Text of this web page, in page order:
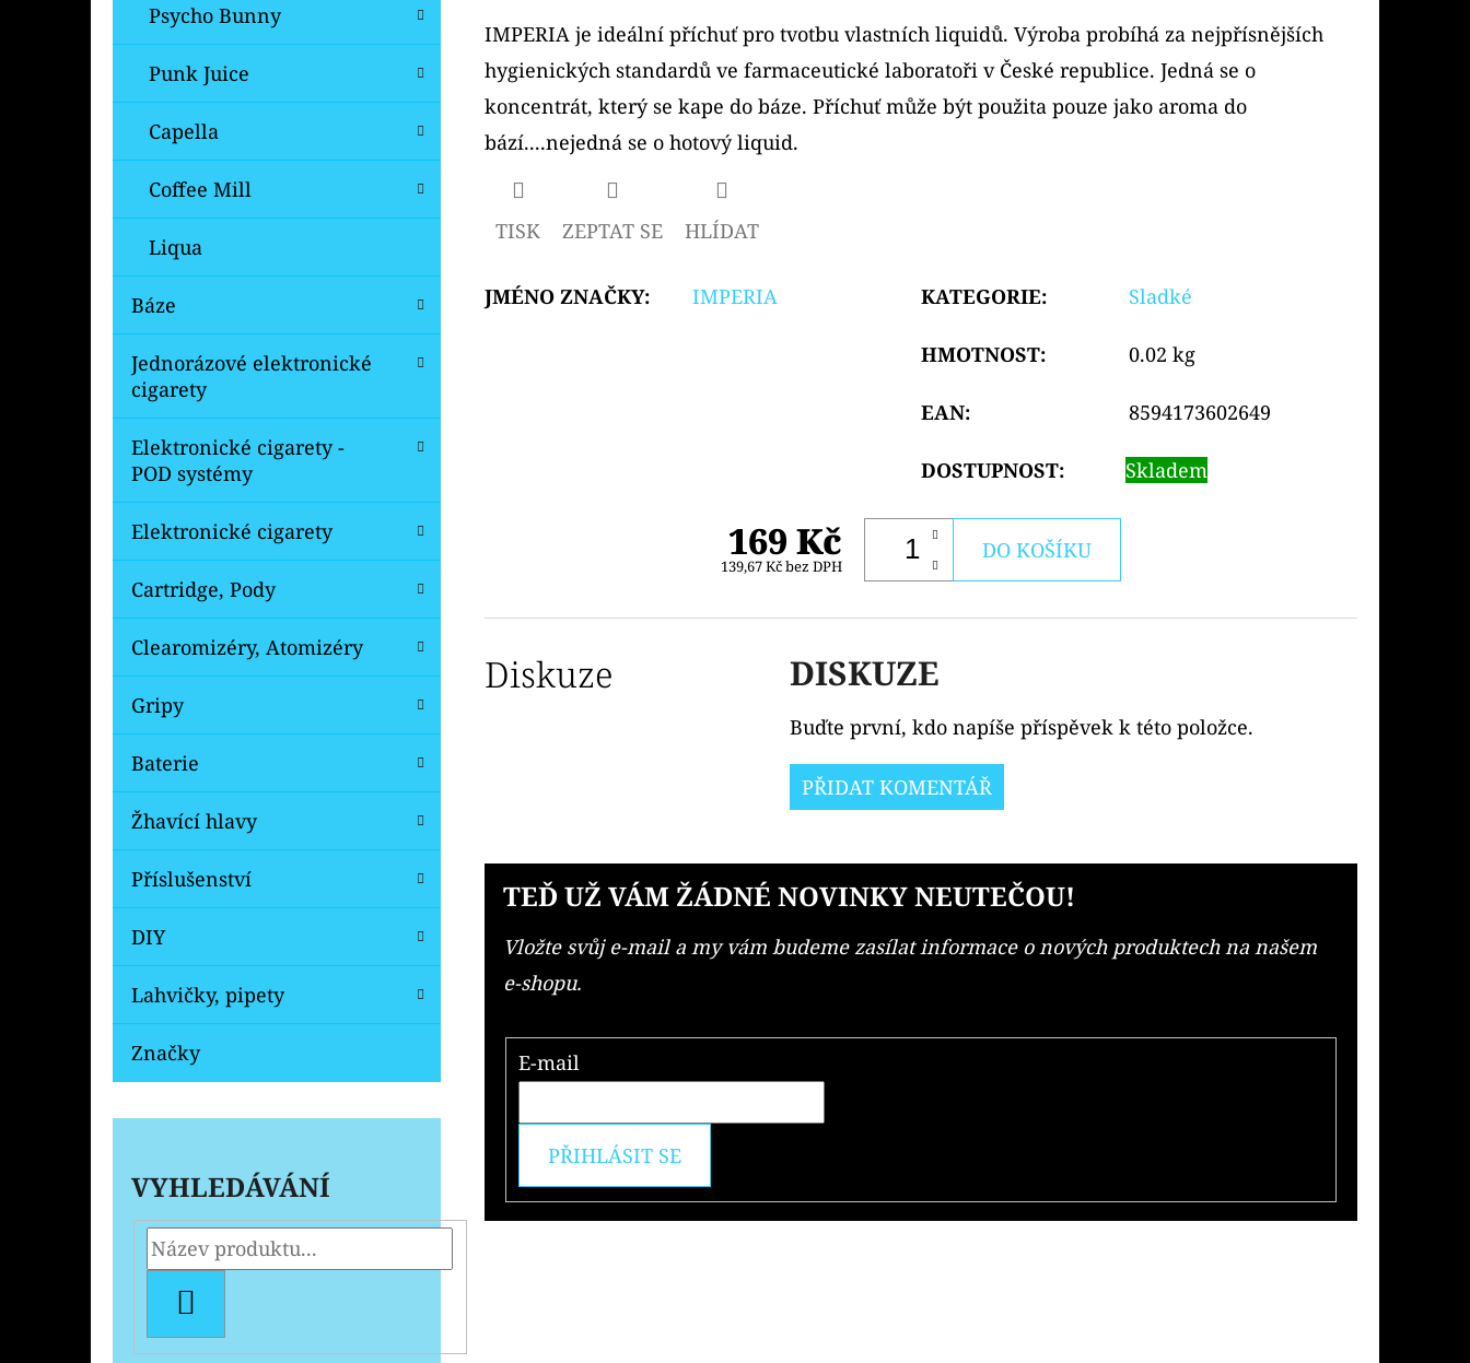
Psycho Bunny
Punk Juice
Capella
Coffee Mill
Liqua
Báze
Jednorázové elektronické
cigarety
Elektronické cigarety -
POD systémy
Elektronické cigarety
Cartridge, Pody
Clearomizéry, Atomizéry
Gripy
Baterie
Žhavící hlavy
Příslušenství
DIY
Lahvičky, pipety
Značky
VYHLEDÁVÁNÍ
z
5
hvězdiček.
IMPERIA je ideální příchuť pro tvotbu vlastních liquidů. Výroba probíhá za nejpřísnějších
hygienických standardů ve farmaceutické laboratoři v České republice. Jedná se o
koncentrát, který se kape do báze. Příchuť může být použita pouze jako aroma do
bází....nejedná se o hotový liquid.
TISK ZEPTAT SE HLÍDAT
JMÉNO ZNAČKY: IMPERIA KATEGORIE: Sladké
HMOTNOST: 0.02 kg
EAN: 8594173602649
DOSTUPNOST: Skladem
169 Kč
139,67 Kč bez DPH
DO KOŠÍKU
Diskuze DISKUZE
Buďte první, kdo napíše příspěvek k této položce.
PŘIDAT KOMENTÁŘ
TEĎ UŽ VÁM ŽÁDNÉ NOVINKY NEUTEČOU!
Vložte svůj e-mail a my vám budeme zasílat informace o nových produktech na našem
e-shopu.
E-mail
PŘIHLÁSIT SE